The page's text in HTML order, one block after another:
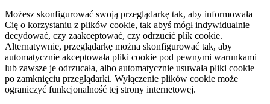
Możesz skonfigurować swoją przeglądarkę tak, aby informowała
Cię o korzystaniu z plików cookie, tak abyś mógł indywidualnie
decydować, czy zaakceptować, czy odrzucić plik cookie.
Alternatywnie, przeglądarkę można skonfigurować tak, aby
automatycznie akceptowała pliki cookie pod pewnymi warunkami
lub zawsze je odrzucała, albo automatycznie usuwała pliki cookie
po zamknięciu przeglądarki. Wyłączenie plików cookie może
ograniczyć funkcjonalność tej strony internetowej.